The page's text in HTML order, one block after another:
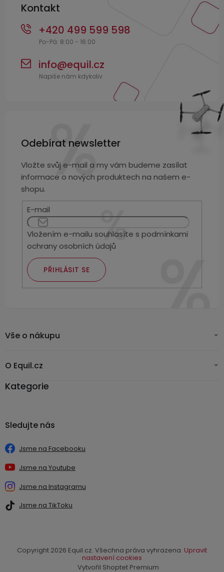
Kontakt
info@equil.cz
+420 499 599 598
Odebírat newsletter
Vložte svůj e-mail a my vám budeme zasílat
informace o nových produktech na našem e-
shopu.
E-mail
Vložením e-mailu souhlasíte spodmínkami
ochrany osobních údajů
PŘIHLÁSIT SE
Vše o nákupu
O Equil.cz
Kategorie
Sledujte nás
Jsme na Facebooku
Jsme na Youtube
Jsme na Instagramu
Jsme na TikToku
Vytvořil Shoptet Premium
Copyright 2026 Equil.cz. Všechna práva vyhrazena. Upravit
nastavení cookies